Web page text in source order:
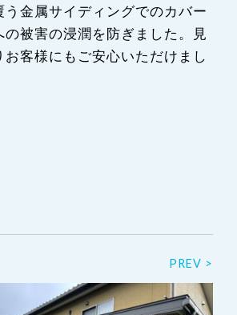
金属サイディングでのカバー
被害の浸潤を防ぎました。見
客様にもご安心いただけまし
PREV >